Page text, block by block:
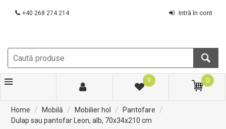
+40 268 274 214 Intră în cont
0 0
Home / Mobilă / Mobilier hol / Pantofare /
Dulap sau pantofar Leon, alb, 70x34x210 cm